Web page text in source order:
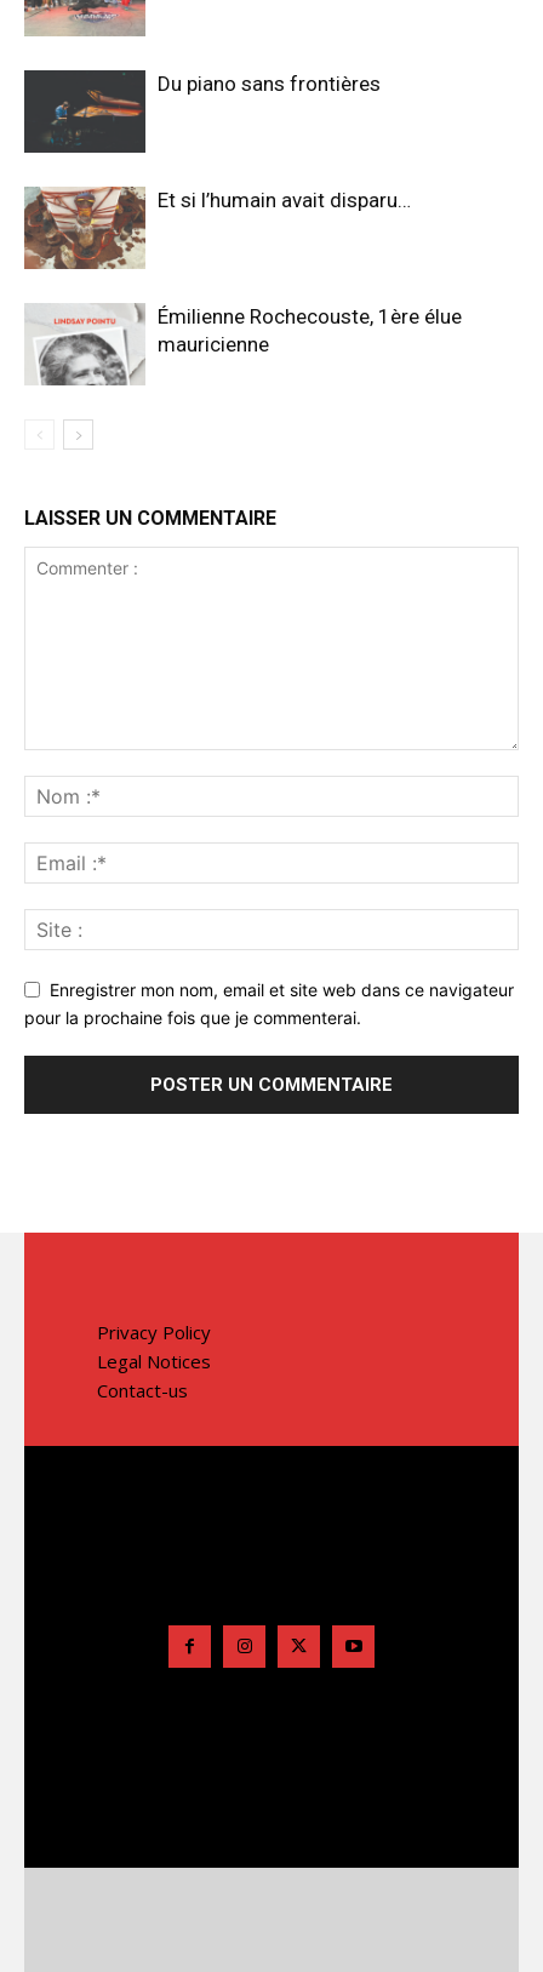
Du piano sans frontières
Et si l’humain avait disparu…
Émilienne Rochecouste, 1ère élue
mauricienne
LAISSER UN COMMENTAIRE
Enregistrer mon nom, email et site web dans ce navigateur
pour la prochaine fois que je commenterai.
Privacy Policy
Legal Notices
Contact-us